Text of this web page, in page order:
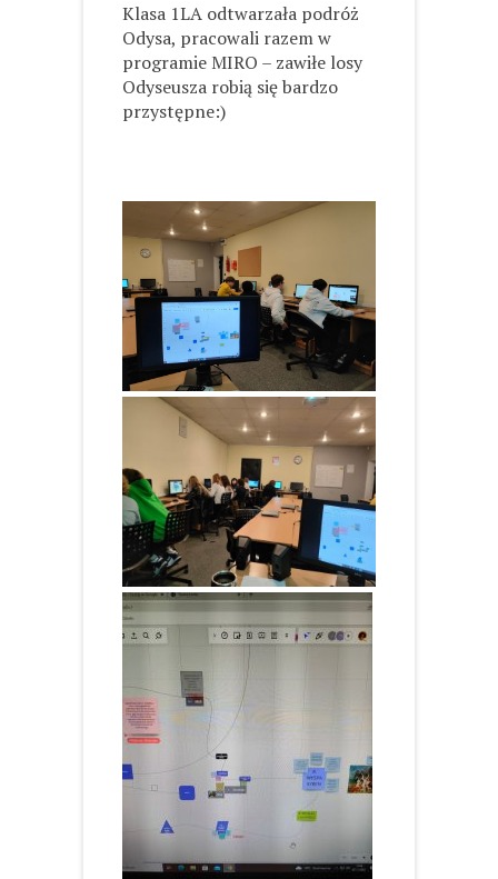
Klasa 1LA odtwarzała podróż
Odysa, pracowali razem w
programie MIRO – zawiłe losy
Odyseusza robią się bardzo
przystępne:)